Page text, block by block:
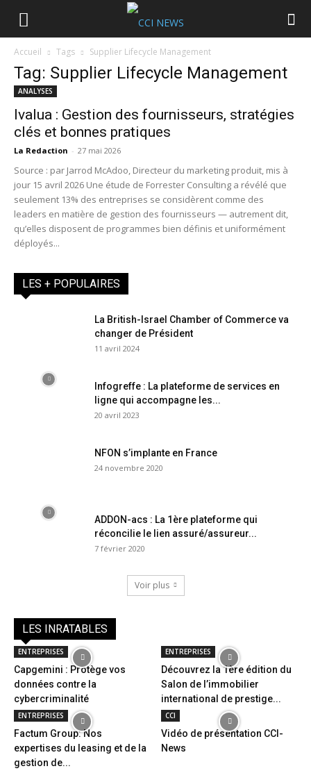
Accueil Tags Supplier Lifecycle Management
Tag: Supplier Lifecycle Management
ANALYSES
Ivalua : Gestion des fournisseurs, stratégies
clés et bonnes pratiques
La Redaction - 27 mai 2026
Source : par Jarrod McAdoo, Directeur du marketing produit, mis à
jour 15 avril 2026 Une étude de Forrester Consulting a révélé que
seulement 13% des entreprises se considèrent comme des
leaders en matière de gestion des fournisseurs — autrement dit,
qu’elles disposent de programmes bien définis et uniformément
déployés...
LES + POPULAIRES
La British-Israel Chamber of Commerce va
changer de Président
11 avril 2024
Infogreffe : La plateforme de services en
ligne qui accompagne les...
20 avril 2023
NFON s’implante en France
24 novembre 2020
ADDON-acs : La 1ère plateforme qui
réconcilie le lien assuré/assureur...
7 février 2020
Voir plus
LES INRATABLES
ENTREPRISES
Capgemini : Protège vos
données contre la
cybercriminalité
ENTREPRISES
Découvrez la 1ère édition du
Salon de l’immobilier
international de prestige...
ENTREPRISES
Factum Group: Nos
expertises du leasing et de la
gestion de...
CCI
Vidéo de présentation CCI-
News